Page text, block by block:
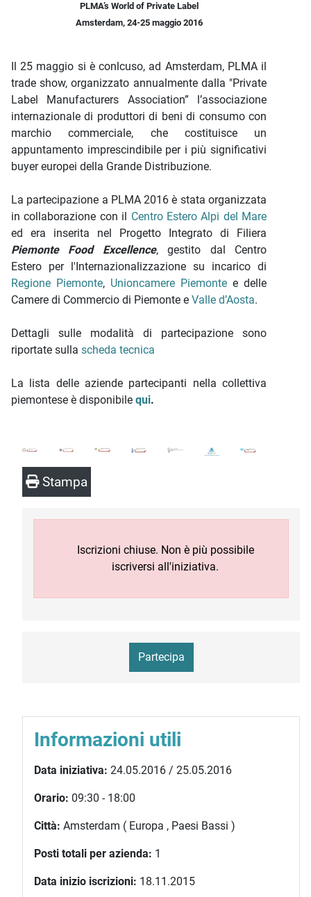
PLMA’s World of Private Label
Amsterdam, 24-25 maggio 2016
Il 25 maggio si è conlcuso, ad Amsterdam, PLMA il
trade show, organizzato annualmente dalla "Private
Label Manufacturers Association” l’associazione
internazionale di produttori di beni di consumo con
marchio commerciale, che costituisce un
appuntamento imprescindibile per i più significativi
buyer europei della Grande Distribuzione.
La partecipazione a PLMA 2016 è stata organizzata
in collaborazione con il Centro Estero Alpi del Mare
ed era inserita nel Progetto Integrato di Filiera
Piemonte Food Excellence, gestito dal Centro
Estero per l'Internazionalizzazione su incarico di
Regione Piemonte, Unioncamere Piemonte e delle
Camere di Commercio di Piemonte e Valle d’Aosta.
Dettagli sulle modalità di partecipazione sono
riportate sulla scheda tecnica
La lista delle aziende partecipanti nella collettiva
piemontese è disponibile qui.
Stampa
Iscrizioni chiuse. Non è più possibile
iscriversi all'iniziativa.
Partecipa
Informazioni utili
Data iniziativa: 24.05.2016 / 25.05.2016
Orario: 09:30 - 18:00
Città: Amsterdam ( Europa , Paesi Bassi )
Posti totali per azienda: 1
Data inizio iscrizioni: 18.11.2015